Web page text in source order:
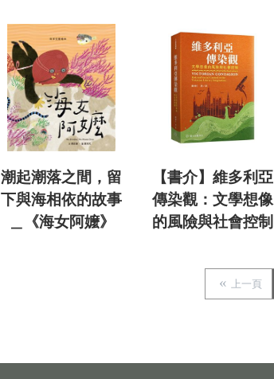
潮起潮落之間，留
下與海相依的故事
＿《海女阿嬤》
【書介】維多利亞
傳染觀：文學想像
的風險與社會控制
上一頁